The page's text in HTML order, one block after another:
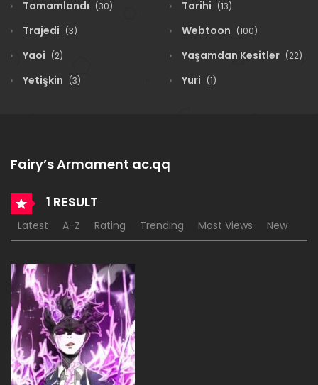
Tamamlandı (30) Tarihi (13)
Trajedi (3) Webtoon (100)
Yaoi (2) Yaşamdan Kesitler (22)
Yetişkin (3) Yuri (1)
Fairy’s Armament ac.qq
1 RESULT
Latest A-Z Rating Trending Most Views New